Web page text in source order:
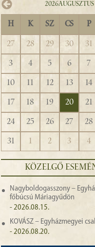
2026Augusztus
H K SZ CS P
27 28 29 30 31
3
4 5 6 7
10
11 12 13 14
17
18 19 20 21
24
25 26 27 28
31
1 2 3 4
KÖZELGŐ
Nagyboldogasszony –
főbúcsú Máriagyűdön
- 2026.08.15.
KOVÁSZ – Egyházmegyei
- 2026.08.20.